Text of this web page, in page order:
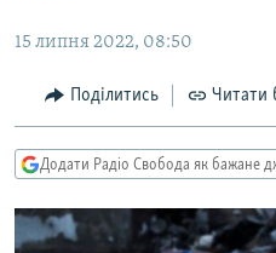
основної
Перейти
до
пошуку
СУСПІЛЬСТВО
УКРАЇНА
РОСІЙСЬКА «ФІЛЬТРАЦІЯ»
ДОНБАС.РЕАЛІЇ
ТИ ЯК?
СХЕМИ
15 липня 2022, 08:50
Поділитись Читати
Додати Радіо Свобода як бажане